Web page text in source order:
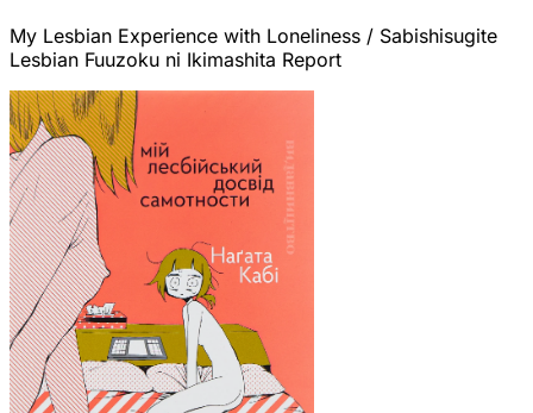
My Lesbian Experience with Loneliness / Sabishisugite
Lesbian Fuuzoku ni Ikimashita Report